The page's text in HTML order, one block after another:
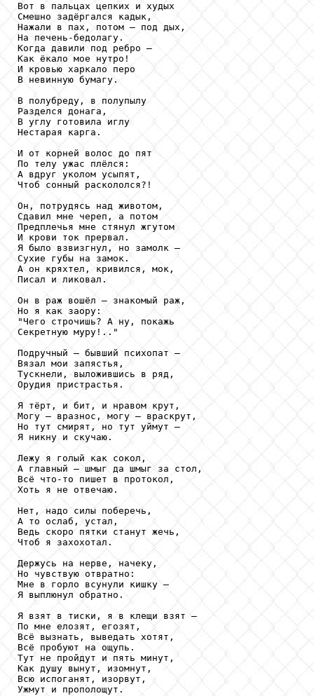
Вот в пальцах цепких и худых
Смешно задёргался кадык,
Нажали в пах, потом — под дых,
На печень-бедолагу.
Когда давили под ребро —
Как ёкало мое нутро!
И кровью харкало перо
В невинную бумагу.
В полубреду, в полупылу
Разделся донага,
В углу готовила иглу
Нестарая карга.
И от корней волос до пят
По телу ужас плёлся:
А вдруг уколом усыпят,
Чтоб сонный раскололся?!
Он, потрудясь над животом,
Сдавил мне череп, а потом
Предплечья мне стянул жгутом
И крови ток прервал.
Я было взвизгнул, но замолк —
Сухие губы на замок.
А он кряхтел, кривился, мок,
Писал и ликовал.
Он в раж вошёл — знакомый раж,
Но я как заору:
"Чего строчишь? А ну, покажь
Секретную муру!.."
Подручный — бывший психопат —
Вязал мои запястья,
Тускнели, выложившись в ряд,
Орудия пристрастья.
Я тёрт, и бит, и нравом крут,
Могу — вразнос, могу — враскрут,
Но тут смирят, но тут уймут —
Я никну и скучаю.
Лежу я голый как сокол,
А главный — шмыг да шмыг за стол,
Всё что-то пишет в протокол,
Хоть я не отвечаю.
Нет, надо силы поберечь,
А то ослаб, устал,
Ведь скоро пятки станут жечь,
Чтоб я захохотал.
Держусь на нерве, начеку,
Но чувствую отвратно:
Мне в горло всунули кишку —
Я выплюнул обратно.
Я взят в тиски, я в клещи взят —
По мне елозят, егозят,
Всё вызнать, выведать хотят,
Всё пробуют на ощупь.
Тут не пройдут и пять минут,
Как душу вынут, изомнут,
Всю испоганят, изорвут,
Ужмут и прополощут.